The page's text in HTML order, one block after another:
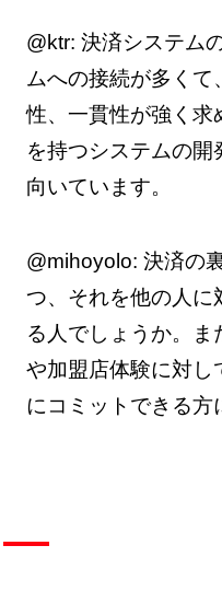
@ktr: 決済システム
ムへの接続が多く
性、一貫性が強く求
を持つシステムの開
向いています。
@mihoyolo: 決済の
つ、それを他の人に
る人でしょうか。
や加盟店体験に対し
にコミットできる方